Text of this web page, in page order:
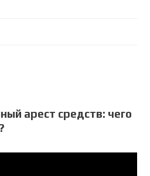
арест средств: чего